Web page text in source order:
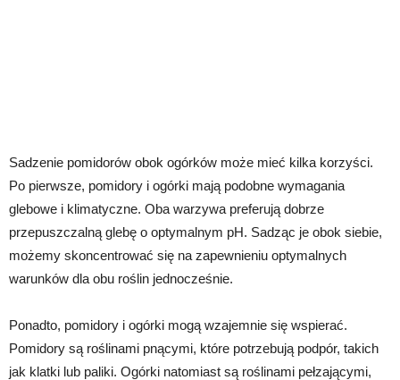
Sadzenie pomidorów obok ogórków może mieć kilka korzyści.
Po pierwsze, pomidory i ogórki mają podobne wymagania
glebowe i klimatyczne. Oba warzywa preferują dobrze
przepuszczalną glebę o optymalnym pH. Sadząc je obok siebie,
możemy skoncentrować się na zapewnieniu optymalnych
warunków dla obu roślin jednocześnie.
Ponadto, pomidory i ogórki mogą wzajemnie się wspierać.
Pomidory są roślinami pnącymi, które potrzebują podpór, takich
jak klatki lub paliki. Ogórki natomiast są roślinami pełzającymi,